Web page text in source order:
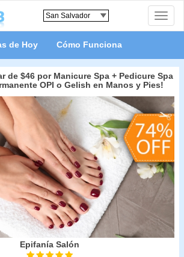
Toggle
de Hoy Cómo Funciona
de $46 por Manicure Spa + Pedicure Spa
OPI o Gelish en Manos y Pies!
Epifanía Salón